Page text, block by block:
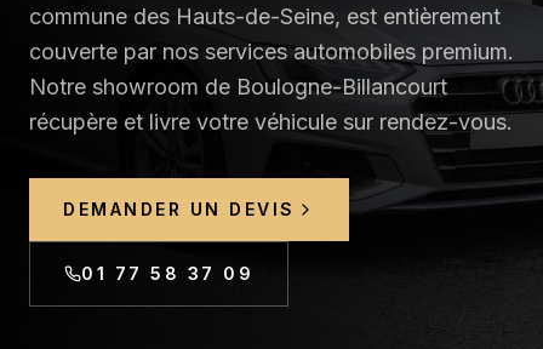
commune des Hauts-de-Seine, est entièrement
couverte par nos services automobiles premium.
Notre showroom de Boulogne-Billancourt
récupère et livre votre véhicule sur rendez-vous.
DEMANDER UN DEVIS
01 77 58 37 09